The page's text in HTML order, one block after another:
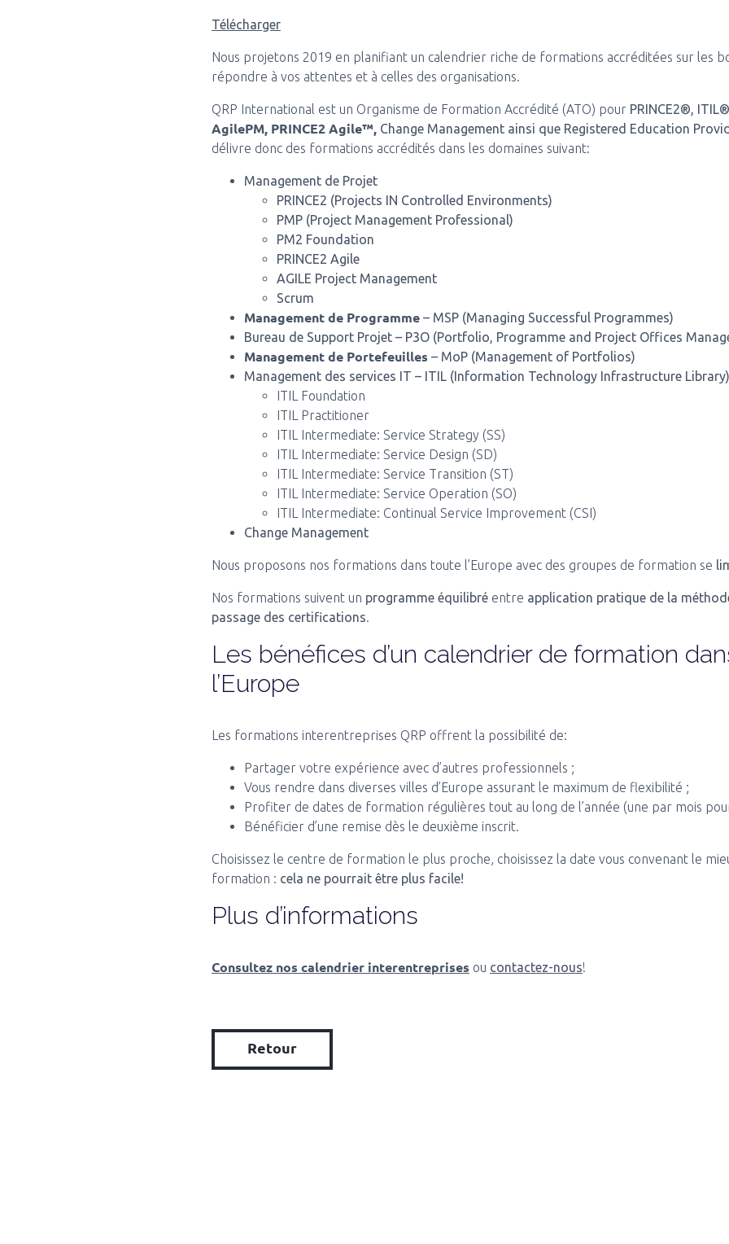
Télécharger
Nous projetons 2019 en planifiant un calendrier riche de formations accréditées sur les
répondre à vos attentes et à celles des organisations.
QRP International est un Organisme de Formation Accrédité (ATO) pour PRINCE2®,
AgilePM, PRINCE2 Agile™, Change Management ainsi que Registered Education
délivre donc des formations accrédités dans les domaines suivant:
Management de Projet
PRINCE2 (Projects IN Controlled Environments)
PMP (Project Management Professional)
PM2 Foundation
PRINCE2 Agile
AGILE Project Management
Scrum
Management de Programme – MSP (Managing Successful Programmes)
Bureau de Support Projet – P3O (Portfolio, Programme and Project Offices
Management de Portefeuilles – MoP (Management of Portfolios)
Management des services IT – ITIL (Information Technology Infrastructure Library)
ITIL Foundation
ITIL Practitioner
ITIL Intermediate: Service Strategy (SS)
ITIL Intermediate: Service Design (SD)
ITIL Intermediate: Service Transition (ST)
ITIL Intermediate: Service Operation (SO)
ITIL Intermediate: Continual Service Improvement (CSI)
Change Management
Nous proposons nos formations dans toute l’Europe avec des groupes de formation se
Nos formations suivent un programme équilibré entre application pratique de la
passage des certifications.
Les bénéfices d’un calendrier de formation
l’Europe
Les formations interentreprises QRP offrent la possibilité de:
Partager votre expérience avec d’autres professionnels ;
Vous rendre dans diverses villes d’Europe assurant le maximum de flexibilité ;
Profiter de dates de formation régulières tout au long de l’année (une par mois
Bénéficier d’une remise dès le deuxième inscrit.
Choisissez le centre de formation le plus proche, choisissez la date vous convenant le
formation : cela ne pourrait être plus facile!
Plus d’informations
Consultez nos calendrier interentreprises ou contactez-nous!
Retour